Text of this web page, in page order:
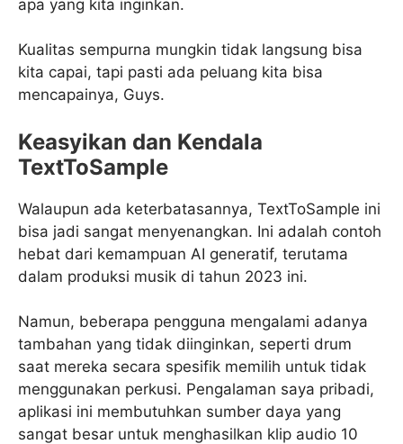
apa yang kita inginkan.
Kualitas sempurna mungkin tidak langsung bisa
kita capai, tapi pasti ada peluang kita bisa
mencapainya, Guys.
Keasyikan dan Kendala
TextToSample
Walaupun ada keterbatasannya, TextToSample ini
bisa jadi sangat menyenangkan. Ini adalah contoh
hebat dari kemampuan AI generatif, terutama
dalam produksi musik di tahun 2023 ini.
Namun, beberapa pengguna mengalami adanya
tambahan yang tidak diinginkan, seperti drum
saat mereka secara spesifik memilih untuk tidak
menggunakan perkusi. Pengalaman saya pribadi,
aplikasi ini membutuhkan sumber daya yang
sangat besar untuk menghasilkan klip audio 10